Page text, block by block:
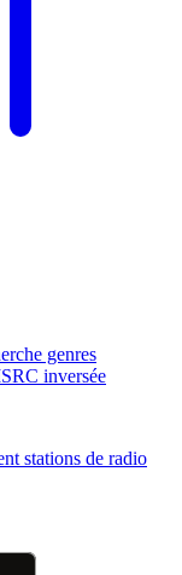
genres
inversée
stations de radio